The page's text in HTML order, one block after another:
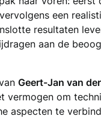
een
resultaten
aan de
Geert-Jan van
vermogen om
aspecten te